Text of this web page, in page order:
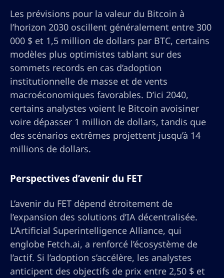
Les prévisions pour la valeur du Bitcoin à
l’horizon 2030 oscillent généralement entre 300
000 $ et 1,5 million de dollars par BTC, certains
modèles plus optimistes tablant sur des
sommets records en cas d’adoption
institutionnelle de masse et de vents
macroéconomiques favorables. D’ici 2040,
certains analystes voient le Bitcoin avoisiner
voire dépasser 1 million de dollars, tandis que
des scénarios extrêmes projettent jusqu’à 14
millions de dollars.
Perspectives d’avenir du FET
L’avenir du FET dépend étroitement de
l’expansion des solutions d’IA décentralisée.
L’Artificial Superintelligence Alliance, qui
englobe Fetch.ai, a renforcé l’écosystème de
l’actif. Si l’adoption s’accélère, les analystes
anticipent des objectifs de prix entre 2,50 $ et